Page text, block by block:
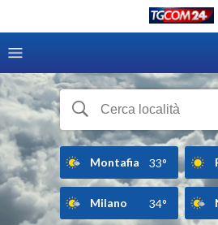
Montafia 33°
Milano 34°